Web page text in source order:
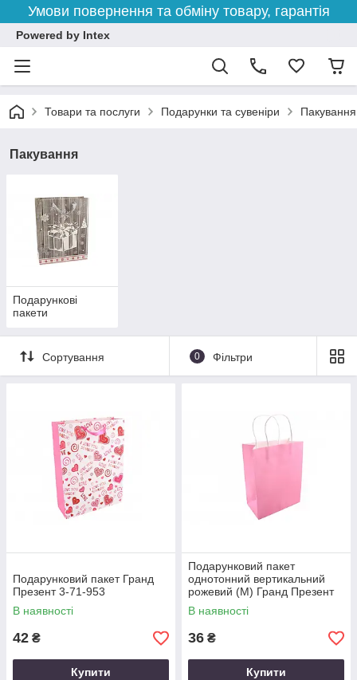
Умови повернення та обміну товару, гарантія
Powered by Intex
Товари та послуги Подарунки та сувеніри Пакування
Пакування
Подарункові
пакети
Сортування 0 Фільтри
Подарунковий пакет Гранд
Презент 3-71-953
В наявності
42 ₴
Купити
Подарунковий пакет
однотонний вертикальний
рожевий (M) Гранд Презент
3-2612
В наявності
36 ₴
Купити